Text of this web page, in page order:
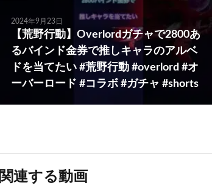
2024年9月23日
【荒野行動】Overlordガチャで2800あ
るバインド金券で推しキャラのアルベ
ドを当てたい #荒野行動 #overlord #オ
ーバーロード #コラボ #ガチャ #shorts
関連する動画